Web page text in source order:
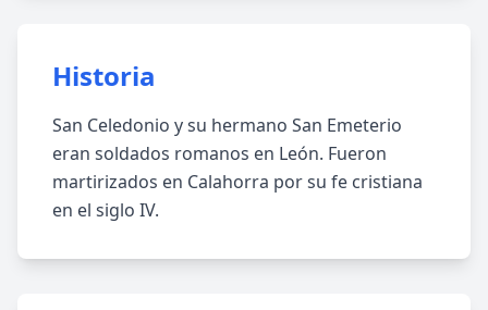
Historia
San Celedonio y su hermano San Emeterio
eran soldados romanos en León. Fueron
martirizados en Calahorra por su fe cristiana
en el siglo IV.